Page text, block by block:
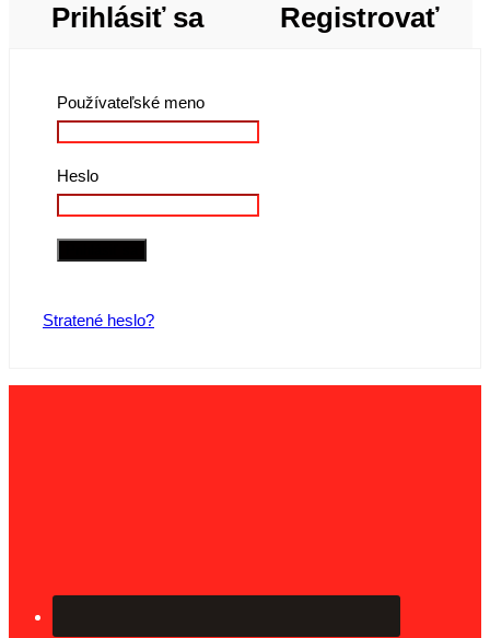
Prihlásiť sa Registrovať
Používateľské meno
Heslo
Stratené heslo?